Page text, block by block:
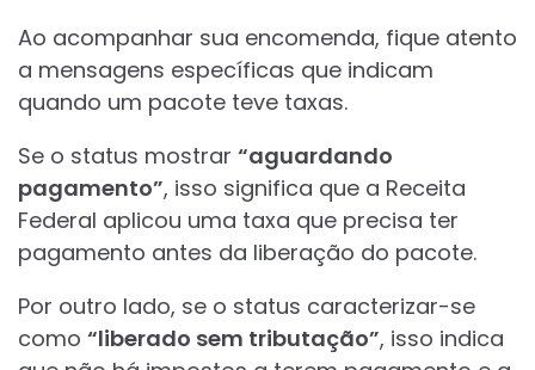
Ao acompanhar sua encomenda, fique atento
a mensagens específicas que indicam
quando um pacote teve taxas.
Se o status mostrar “aguardando
pagamento”, isso significa que a Receita
Federal aplicou uma taxa que precisa ter
pagamento antes da liberação do pacote.
Por outro lado, se o status caracterizar-se
como “liberado sem tributação”, isso indica